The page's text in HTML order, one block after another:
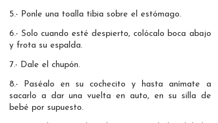
5.- Ponle una toalla tibia sobre el estómago.
6.- Solo cuando esté despierto, colócalo boca abajo
y frota su espalda.
7.- Dale el chupón.
8.- Paséalo en su cochecito y hasta anímate a
sacarlo a dar una vuelta en auto, en su silla de
bebé por supuesto.